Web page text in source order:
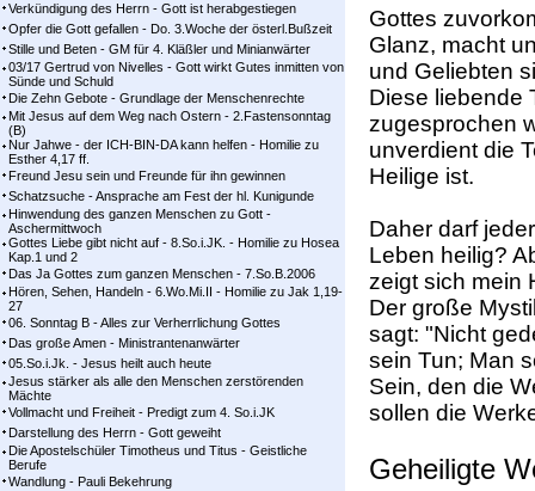
Verkündigung des Herrn - Gott ist herabgestiegen
Opfer die Gott gefallen - Do. 3.Woche der österl.Bußzeit
Stille und Beten - GM für 4. Kläßler und Minianwärter
03/17 Gertrud von Nivelles - Gott wirkt Gutes inmitten von
Sünde und Schuld
Die Zehn Gebote - Grundlage der Menschenrechte
Mit Jesus auf dem Weg nach Ostern - 2.Fastensonntag
(B)
Nur Jahwe - der ICH-BIN-DA kann helfen - Homilie zu
Esther 4,17 ff.
Freund Jesu sein und Freunde für ihn gewinnen
Schatzsuche - Ansprache am Fest der hl. Kunigunde
Hinwendung des ganzen Menschen zu Gott -
Aschermittwoch
Gottes Liebe gibt nicht auf - 8.So.i.JK. - Homilie zu Hosea
Kap.1 und 2
Das Ja Gottes zum ganzen Menschen - 7.So.B.2006
Hören, Sehen, Handeln - 6.Wo.Mi.II - Homilie zu Jak 1,19-
27
06. Sonntag B - Alles zur Verherrlichung Gottes
Das große Amen - Ministrantenanwärter
05.So.i.Jk. - Jesus heilt auch heute
Jesus stärker als alle den Menschen zerstörenden
Mächte
Vollmacht und Freiheit - Predigt zum 4. So.i.JK
Darstellung des Herrn - Gott geweiht
Die Apostelschüler Timotheus und Titus - Geistliche
Berufe
Wandlung - Pauli Bekehrung
Gottes
Glanz, macht
und Geliebten
Diese liebende
zugesprochen
unverdient die
Heilige ist.
Daher darf
Leben heilig?
zeigt sich mein
Der große
sagt: "Nicht
sein Tun; Man
Sein, den die
sollen die
Geheiligte